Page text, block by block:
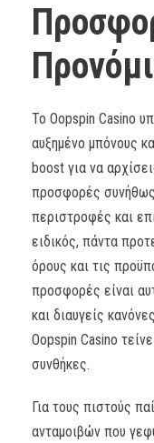
Το Oopspin Casino
αυξημένο μπόνους
boost για να
προσφορές
περιστροφές και
ειδικός, πάντα
όρους και τις
προσφορές είναι
και διαυγείς
Oopspin Casino
συνθήκες.
Για τους πιστούς
ανταμοιβών που